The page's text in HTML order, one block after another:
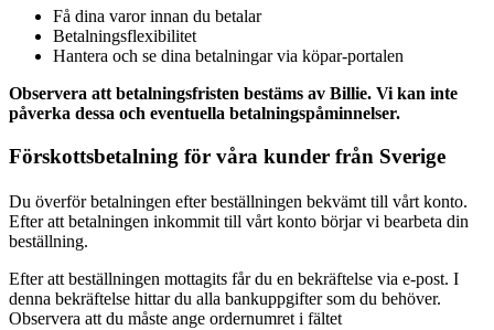
Få dina varor innan du betalar
Betalningsflexibilitet
Hantera och se dina betalningar via köpar-portalen
Observera att betalningsfristen bestäms av Billie. Vi kan inte
påverka dessa och eventuella betalningspåminnelser.
Förskottsbetalning för våra kunder från Sverige
Du överför betalningen efter beställningen bekvämt till vårt konto.
Efter att betalningen inkommit till vårt konto börjar vi bearbeta din
beställning.
Efter att beställningen mottagits får du en bekräftelse via e-post. I
denna bekräftelse hittar du alla bankuppgifter som du behöver.
Observera att du måste ange ordernumret i fältet